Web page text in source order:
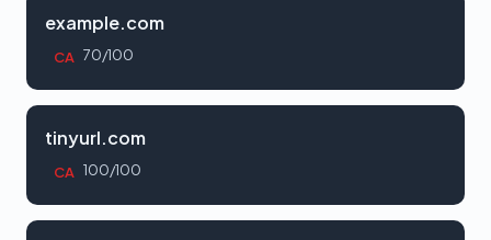
example.com
CA 70/100
tinyurl.com
CA 100/100